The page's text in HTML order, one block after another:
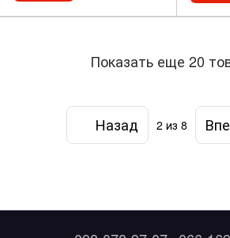
Показать еще 20
Назад 2 из 8